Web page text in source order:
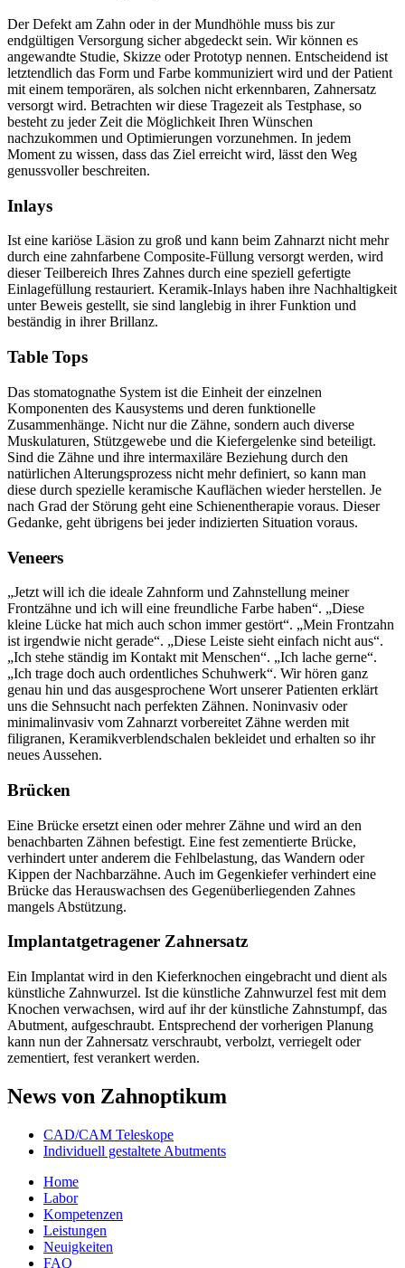
Der Defekt am Zahn oder in der Mundhöhle muss bis zur
endgültigen Versorgung sicher abgedeckt sein. Wir können es
angewandte Studie, Skizze oder Prototyp nennen. Entscheidend ist
letztendlich das Form und Farbe kommuniziert wird und der Patient
mit einem temporären, als solchen nicht erkennbaren, Zahnersatz
versorgt wird. Betrachten wir diese Tragezeit als Testphase, so
besteht zu jeder Zeit die Möglichkeit Ihren Wünschen
nachzukommen und Optimierungen vorzunehmen. In jedem
Moment zu wissen, dass das Ziel erreicht wird, lässt den Weg
genussvoller beschreiten.
Inlays
Ist eine kariöse Läsion zu groß und kann beim Zahnarzt nicht mehr
durch eine zahnfarbene Composite-Füllung versorgt werden, wird
dieser Teilbereich Ihres Zahnes durch eine speziell gefertigte
Einlagefüllung restauriert. Keramik-Inlays haben ihre Nachhaltigkeit
unter Beweis gestellt, sie sind langlebig in ihrer Funktion und
beständig in ihrer Brillanz.
Table Tops
Das stomatognathe System ist die Einheit der einzelnen
Komponenten des Kausystems und deren funktionelle
Zusammenhänge. Nicht nur die Zähne, sondern auch diverse
Muskulaturen, Stützgewebe und die Kiefergelenke sind beteiligt.
Sind die Zähne und ihre intermaxiläre Beziehung durch den
natürlichen Alterungsprozess nicht mehr definiert, so kann man
diese durch spezielle keramische Kauflächen wieder herstellen. Je
nach Grad der Störung geht eine Schienentherapie voraus. Dieser
Gedanke, geht übrigens bei jeder indizierten Situation voraus.
Veneers
„Jetzt will ich die ideale Zahnform und Zahnstellung meiner
Frontzähne und ich will eine freundliche Farbe haben“. „Diese
kleine Lücke hat mich auch schon immer gestört“. „Mein Frontzahn
ist irgendwie nicht gerade“. „Diese Leiste sieht einfach nicht aus“.
„Ich stehe ständig im Kontakt mit Menschen“. „Ich lache gerne“.
„Ich trage doch auch ordentliches Schuhwerk“. Wir hören ganz
genau hin und das ausgesprochene Wort unserer Patienten erklärt
uns die Sehnsucht nach perfekten Zähnen. Noninvasiv oder
minimalinvasiv vom Zahnarzt vorbereitet Zähne werden mit
filigranen, Keramikverblendschalen bekleidet und erhalten so ihr
neues Aussehen.
Brücken
Eine Brücke ersetzt einen oder mehrer Zähne und wird an den
benachbarten Zähnen befestigt. Eine fest zementierte Brücke,
verhindert unter anderem die Fehlbelastung, das Wandern oder
Kippen der Nachbarzähne. Auch im Gegenkiefer verhindert eine
Brücke das Herauswachsen des Gegenüberliegenden Zahnes
mangels Abstützung.
Implantatgetragener Zahnersatz
Ein Implantat wird in den Kieferknochen eingebracht und dient als
künstliche Zahnwurzel. Ist die künstliche Zahnwurzel fest mit dem
Knochen verwachsen, wird auf ihr der künstliche Zahnstumpf, das
Abutment, aufgeschraubt. Entsprechend der vorherigen Planung
kann nun der Zahnersatz verschraubt, verbolzt, verriegelt oder
zementiert, fest verankert werden.
News von Zahnoptikum
CAD/CAM Teleskope
Individuell gestaltete Abutments
Home
Labor
Kompetenzen
Leistungen
Neuigkeiten
FAQ